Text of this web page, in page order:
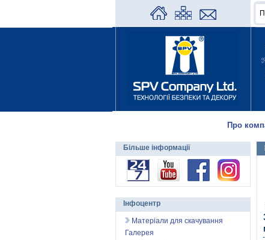
Про
Більше інформації
Інфоцентр
Матеріали для скачування
Галерея